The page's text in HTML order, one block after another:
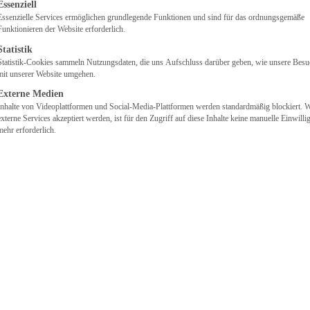
Services ermöglichen grundlegende Funktionen und sind für das ordnungsgemäße
der Website erforderlich.
Cookies sammeln Nutzungsdaten, die uns Aufschluss darüber geben, wie unsere
unserer Website umgehen.
Medien
von Videoplattformen und Social-Media-Plattformen werden standardmäßig blockiert.
Services akzeptiert werden, ist für den Zugriff auf diese Inhalte keine manuelle
erforderlich.